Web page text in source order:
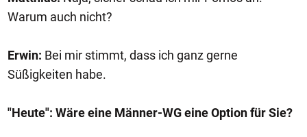
Warum auch nicht?
Erwin: Bei mir stimmt, dass ich ganz gerne
Süßigkeiten habe.
"Heute": Wäre eine Männer-WG eine Option für Sie?